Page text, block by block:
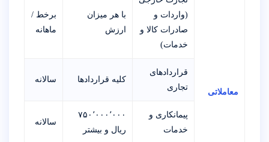
معاملاتی
(واردات و
صادرات کالا و
خدمات)
با هر میزان
ارزش
برخط /
ماهانه
قراردادهای
تجاری
کلیه قراردادها سالانه
پیمانکاری و
خدمات
۷۵۰٬۰۰۰٬۰۰۰
ریال و بیشتر
سالانه